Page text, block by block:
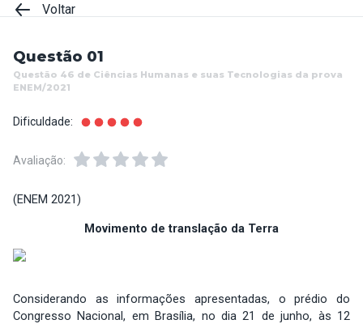
Voltar
Questão 01
Questão 46 de Ciências Humanas e suas Tecnologias da prova
ENEM/2021
Dificuldade:
Avaliação:
(ENEM 2021)
Movimento de translação da Terra
Considerando as informações apresentadas, o prédio do
Congresso Nacional, em Brasília, no dia 21 de junho, às 12